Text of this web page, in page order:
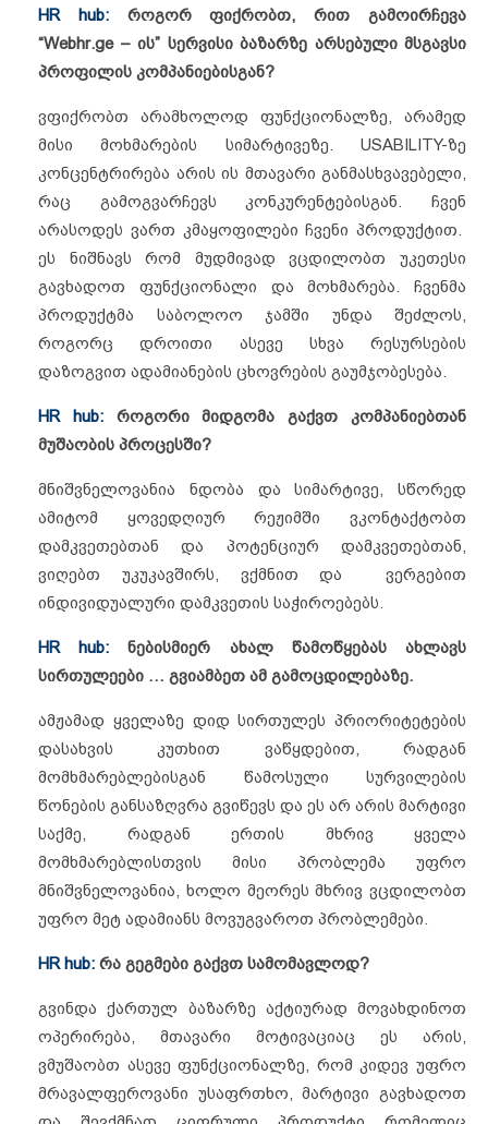
HR hub:როგორ ფიქრობთ, რით გამოირჩევა
“Webhr.ge – ის” სერვისი ბაზარზე არსებული მსგავსი
პროფილის კომპანიებისგან?
ვფიქრობთ არამხოლოდ ფუნქციონალზე, არამედ
მისი მოხმარების სიმარტივეზე. USABILITY-ზე
კონცენტრირება არის ის მთავარი განმასხვავებელი,
რაც გამოგვარჩევს კონკურენტებისგან. ჩვენ
არასოდეს ვართ კმაყოფილები ჩვენი პროდუქტით.
ეს ნიშნავს რომ მუდმივად ვცდილობთ უკეთესი
გავხადოთ ფუნქციონალი და მოხმარება. ჩვენმა
პროდუქტმა საბოლოო ჯამში უნდა შეძლოს,
როგორც დროითი ასევე სხვა რესურსების
დაზოგვით ადამიანების ცხოვრების გაუმჯობესება.
HR hub:როგორი მიდგომა გაქვთ კომპანიებთან
მუშაობის პროცესში?
მნიშვნელოვანია ნდობა და სიმარტივე, სწორედ
ამიტომ ყოვედღიურ რეჟიმში ვკონტაქტობთ
დამკვეთებთან და პოტენციურ დამკვეთებთან,
ვიღებთ უკუკავშირს, ვქმნით და ვერგებით
ინდივიდუალური დამკვეთის საჭიროებებს.
HR hub: ნებისმიერ ახალ წამოწყებას ახლავს
სირთულეები … გვიამბეთ ამ გამოცდილებაზე.
ამჟამად ყველაზე დიდ სირთულეს პრიორიტეტების
დასახვის კუთხით ვაწყდებით, რადგან
მომხმარებლებისგან წამოსული სურვილების
წონების განსაზღვრა გვიწევს და ეს არ არის მარტივი
საქმე, რადგან ერთის მხრივ ყველა
მომხმარებლისთვის მისი პრობლემა უფრო
მნიშვნელოვანია, ხოლო მეორეს მხრივ ვცდილობთ
უფრო მეტ ადამიანს მოვუგვაროთ პრობლემები.
HR hub: რა გეგმები გაქვთ სამომავლოდ?
გვინდა ქართულ ბაზარზე აქტიურად მოვახდინოთ
ოპერირება, მთავარი მოტივაციაც ეს არის,
ვმუშაობთ ასევე ფუნქციონალზე, რომ კიდევ უფრო
მრავალფეროვანი უსაფრთხო, მარტივი გავხადოთ